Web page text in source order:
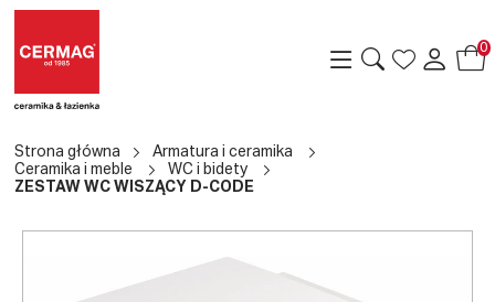
0
Strona główna
Armatura i ceramika
Ceramika i meble
WC i bidety
ZESTAW WC WISZĄCY D-CODE